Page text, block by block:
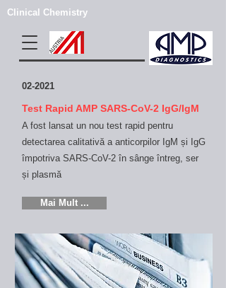
Clinical Chemistry
02-2021
Test Rapid AMP SARS-CoV-2 IgG/IgM
A fost lansat un nou test rapid pentru
detectarea calitativă a anticorpilor IgM și IgG
împotriva SARS-CoV-2 în sânge întreg, ser
și plasmă
Mai Mult ...